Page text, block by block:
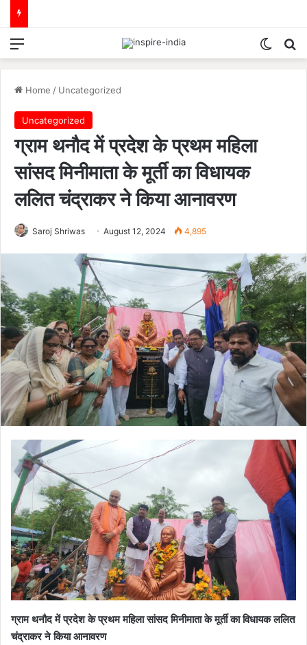
Menu
Home / Uncategorized
Uncategorized
ग्राम थनौद में प्रदेश के प्रथम महिला
सांसद मिनीमाता के मूर्ती का विधायक
ललित चंद्राकर ने किया आनावरण
Saroj Shriwas August 12, 2024 4,895
ग्राम थनौद में प्रदेश के प्रथम महिला सांसद मिनीमाता के मूर्ती का विधायक ललित
चंद्राकर ने किया आनावरण